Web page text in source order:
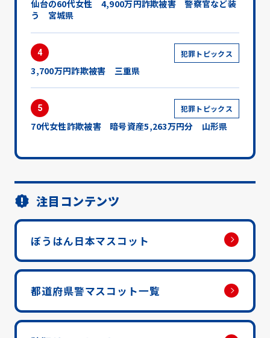
仙台の60代女性 4,900万円詐欺被害 警察官など装
う 宮城県
4 犯罪トピックス
3,700万円詐欺被害 三重県
5 犯罪トピックス
70代女性詐欺被害 暗号資産5,263万円分 山形県
注目コンテンツ
ぼうはん日本マスコット
都道府県警マスコット一覧